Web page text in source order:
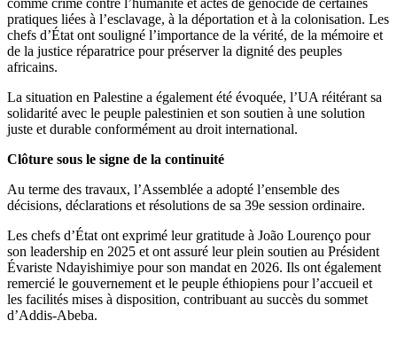
pratiques liées à l’esclavage, à la déportation et à la colonisation. Les
chefs d’État ont souligné l’importance de la vérité, de la mémoire et
de la justice réparatrice pour préserver la dignité des peuples
africains.
La situation en Palestine a également été évoquée, l’UA réitérant sa
solidarité avec le peuple palestinien et son soutien à une solution
juste et durable conformément au droit international.
Clôture sous le signe de la continuité
Au terme des travaux, l’Assemblée a adopté l’ensemble des
décisions, déclarations et résolutions de sa 39e session ordinaire.
Les chefs d’État ont exprimé leur gratitude à João Lourenço pour
son leadership en 2025 et ont assuré leur plein soutien au Président
Évariste Ndayishimiye pour son mandat en 2026. Ils ont également
remercié le gouvernement et le peuple éthiopiens pour l’accueil et
les facilités mises à disposition, contribuant au succès du sommet
d’Addis-Abeba.